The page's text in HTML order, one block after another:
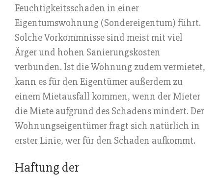
Feuchtigkeitsschaden in einer
Eigentumswohnung (Sondereigentum) führt.
Solche Vorkommnisse sind meist mit viel
Ärger und hohen Sanierungskosten
verbunden. Ist die Wohnung zudem vermietet,
kann es für den Eigentümer außerdem zu
einem Mietausfall kommen, wenn der Mieter
die Miete aufgrund des Schadens mindert. Der
Wohnungseigentümer fragt sich natürlich in
erster Linie, wer für den Schaden aufkommt.
Haftung der